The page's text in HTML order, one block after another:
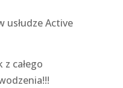
usłudze Active
całego